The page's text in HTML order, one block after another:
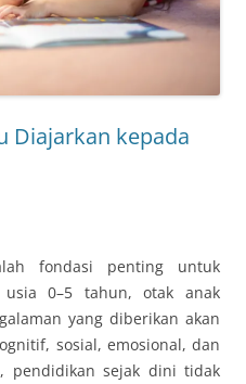
Diajarkan kepada
fondasi penting untuk
usia 0–5 tahun, otak anak
yang diberikan akan
sosial, emosional, dan
pendidikan sejak dini tidak